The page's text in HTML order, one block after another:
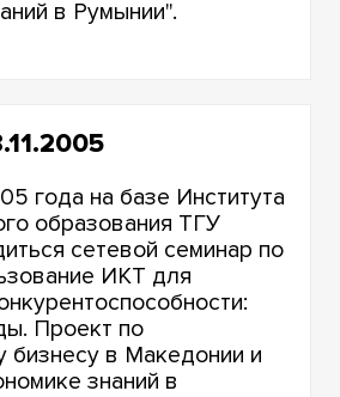
в Румынии".
года на базе Института
образования ТГУ
сетевой семинар по
ИКТ для
Проект по
бизнесу в Македонии и
знаний в